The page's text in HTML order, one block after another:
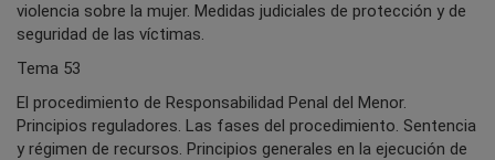
violencia sobre la mujer. Medidas judiciales de protección y de
seguridad de las víctimas.
Tema 53
El procedimiento de Responsabilidad Penal del Menor.
Principios reguladores. Las fases del procedimiento. Sentencia
y régimen de recursos. Principios generales en la ejecución de